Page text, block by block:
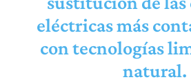
eléctricas más
con tecnologías
natural.